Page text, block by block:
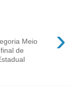
›
Meio
de